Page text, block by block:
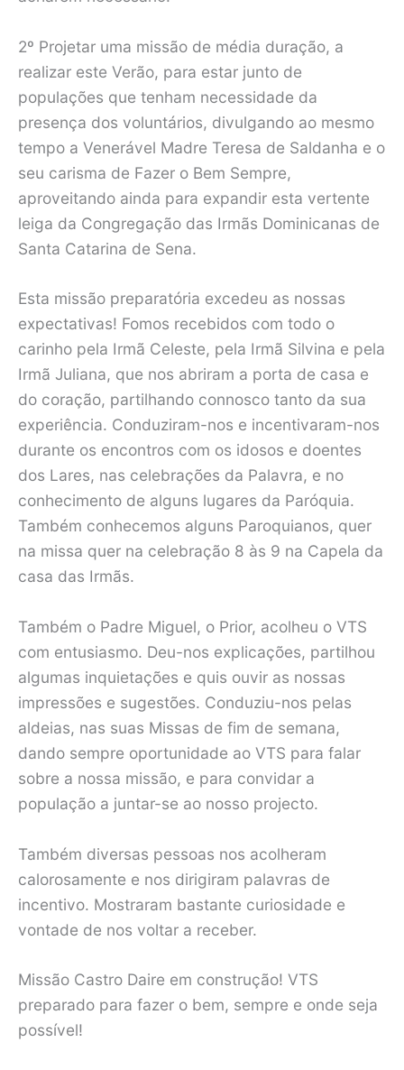
2º Projetar uma missão de média duração, a
realizar este Verão, para estar junto de
populações que tenham necessidade da
presença dos voluntários, divulgando ao mesmo
tempo a Venerável Madre Teresa de Saldanha e o
seu carisma de Fazer o Bem Sempre,
aproveitando ainda para expandir esta vertente
leiga da Congregação das Irmãs Dominicanas de
Santa Catarina de Sena.
Esta missão preparatória excedeu as nossas
expectativas! Fomos recebidos com todo o
carinho pela Irmã Celeste, pela Irmã Silvina e pela
Irmã Juliana, que nos abriram a porta de casa e
do coração, partilhando connosco tanto da sua
experiência. Conduziram-nos e incentivaram-nos
durante os encontros com os idosos e doentes
dos Lares, nas celebrações da Palavra, e no
conhecimento de alguns lugares da Paróquia.
Também conhecemos alguns Paroquianos, quer
na missa quer na celebração 8 às 9 na Capela da
casa das Irmãs.
Também o Padre Miguel, o Prior, acolheu o VTS
com entusiasmo. Deu-nos explicações, partilhou
algumas inquietações e quis ouvir as nossas
impressões e sugestões. Conduziu-nos pelas
aldeias, nas suas Missas de fim de semana,
dando sempre oportunidade ao VTS para falar
sobre a nossa missão, e para convidar a
população a juntar-se ao nosso projecto.
Também diversas pessoas nos acolheram
calorosamente e nos dirigiram palavras de
incentivo. Mostraram bastante curiosidade e
vontade de nos voltar a receber.
Missão Castro Daire em construção! VTS
preparado para fazer o bem, sempre e onde seja
possível!